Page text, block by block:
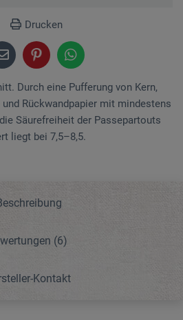
Drucken
Durch eine Pufferung von Kern,
Rückwandpapier mit mindestens
Säurefreiheit der Passepartouts
liegt bei 7,5–8,5.
(6)
Kontakt